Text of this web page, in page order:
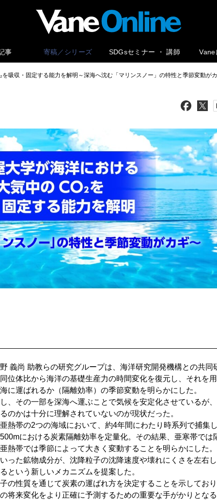
事 寄稿／シリーズ SDGsセミナー ・ 講師 Vane
吸収・固定する能力を解明～深海へ沈む「マリンスノー」の特性と季節変動が
義尚 助教らの研究グループは、海洋研究開発機構との共同
位体比から海洋の基礎生産力の時間変化を復元し、それを
に運ばれるか（隔離効率）の季節変動を明らかにした。
その一部を深海へ運ぶことで気候を安定化させているが
のかは十分に理解されていないのが現状だった。
帯の2つの海域において、約4年間にわたり時系列で捕集し
における炭素隔離効率を定量化。その結果、亜寒帯では
熱帯では季節によって大きく変動することを明らかにした。
った鉱物成分が、沈降粒子の沈降速度や壊れにくさを左右し
という新しいメカニズムを提案した。
性質を通じて炭素の運ばれ方を決定することを示しており
将来変化をより正確に予測するための重要な手がかりとなる